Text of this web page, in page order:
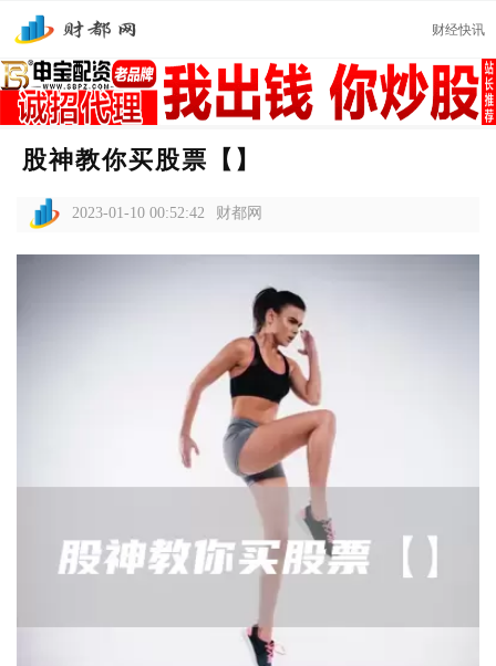
财经快讯
股神教你买股票【】
2023-01-10 00:52:42 财都网